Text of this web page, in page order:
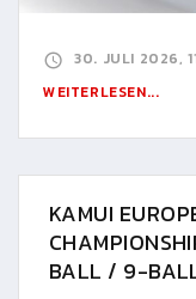
30. JULI 2026,
WEITERLESEN...
KAMUI
BALL / 9-